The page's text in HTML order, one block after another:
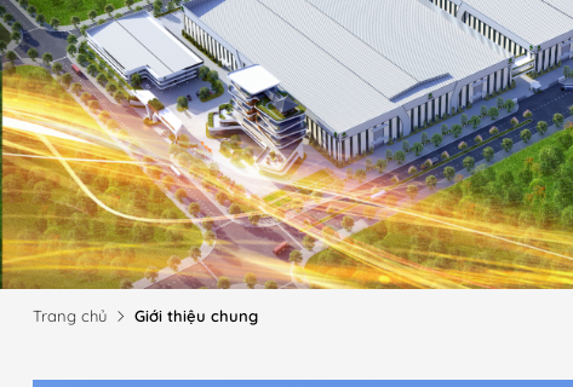
Trang chủ Giới thiệu chung